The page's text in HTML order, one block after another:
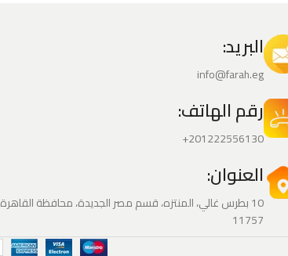
البريد:
info@farah.eg
رقم الهاتف:
201222556130+
العنوان:
10 بطرس غالي، المنتزه، قسم مصر الجديدة، محافظة القاهرة‬
11757